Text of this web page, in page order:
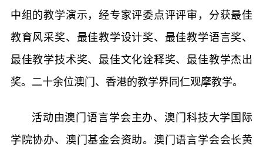
中组的教学演示，经专家评委点评评审，分获最佳
教育风采奖、最佳教学设计奖、最佳教学语言奖、
最佳教学技术奖、最佳文化诠释奖、最佳教学杰出
奖。二十余位澳门、香港的教学界同仁观摩教学。
活动由澳门语言学会主办、澳门科技大学国际
学院协办、澳门基金会资助。澳门语言学会会长黄